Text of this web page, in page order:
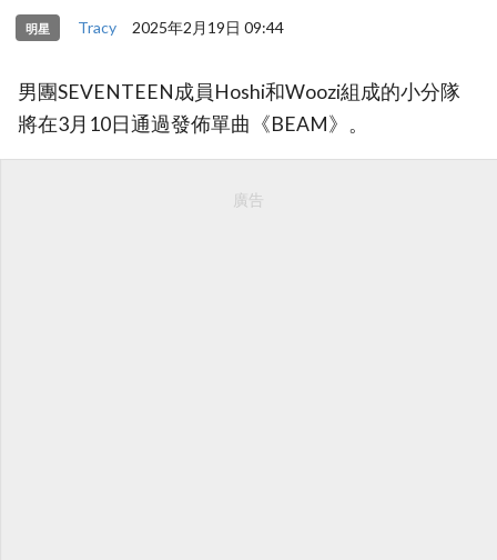
明星 Tracy 2025年2月19日 09:44
男團SEVENTEEN成員Hoshi和Woozi組成的小分隊
將在3月10日通過發佈單曲《BEAM》。
廣告